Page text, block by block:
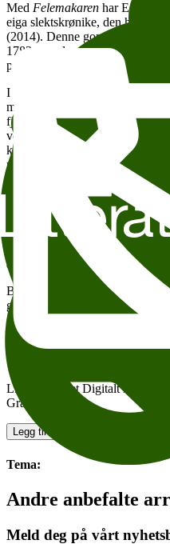
Med Felemakaren har Edvard
eiga slektskrønike, den han
(2014). Denne gongen handlar
1782, som lærer seg
på eit britisk fangeskip.
I
møter vi
misser mor og tvilling i barsel,
fjorden. Som ung vaksen
veg tyngst: plikt, røter og det å
kunstnarkallet?
Det uferdige huset
nominert til P2-lytternes
Dei to forfattarane skriv begge
romanane sine. Vaages
lagnaden til Vaages farfar, fødd
Hoem, fødd hundre år
anekdotar.
Både Hoem og Vaage har breie
gjennom mange år sett tydelege
samtidslitteraturen, og det er to
som her møtest på scena til
Videoen er ikke lenger
Litteraturhuset Digitalt
Gratis - digitalt
Legg til i kalender
Tema:
Andre anbefalte
Meld deg på vårt